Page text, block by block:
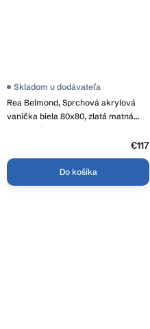
Rea Belmond, Sprchová akrylová
vanička biela 80x80, zlatá matná
odtoková krytka, KPL-14370
Skladom u dodávateľa
€117
Do košíka